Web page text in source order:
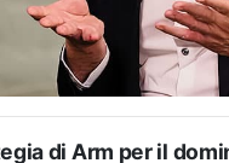
di Arm per il